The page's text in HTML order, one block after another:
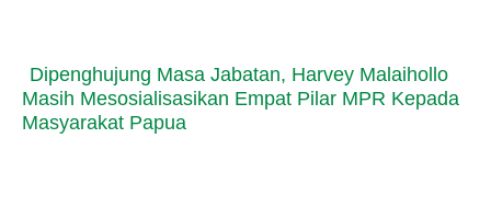
Dipenghujung Masa Jabatan, Harvey Malaihollo
Masih Mesosialisasikan Empat Pilar MPR Kepada
Masyarakat Papua